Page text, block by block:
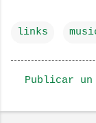
links
o
Publicar un